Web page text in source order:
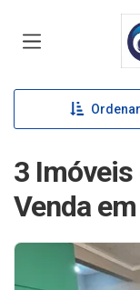
Ordenar
3
Venda